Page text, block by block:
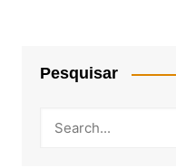
Pesquisar